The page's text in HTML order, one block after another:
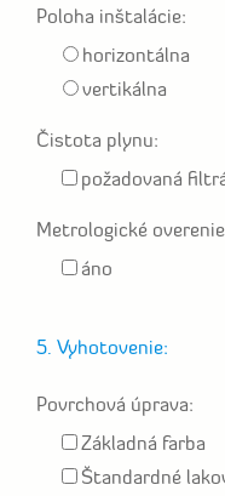
Poloha inštalácie:
horizontálna
vertikálna
Čistota plynu:
požadovaná
Metrologické
áno
5. Vyhotovenie:
Povrchová úprava:
Základná farba
Štandardné